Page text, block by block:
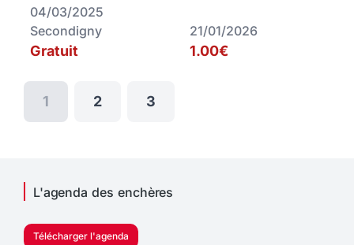
04/03/2025
Secondigny
Gratuit
21/01/2026
1.00€
1 2 3
L'agenda des enchères
Télécharger l'agenda